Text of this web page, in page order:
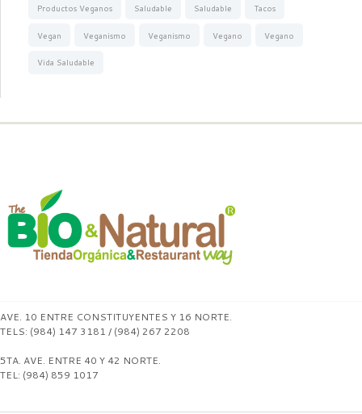
Productos Veganos Saludable Saludable Tacos
Vegan Veganismo Veganismo Vegano Vegano
Vida Saludable
AVE. 10 ENTRE CONSTITUYENTES Y 16 NORTE.
TELS: (984) 147 3181 / (984) 267 2208
5TA. AVE. ENTRE 40 Y 42 NORTE.
TEL: (984) 859 1017